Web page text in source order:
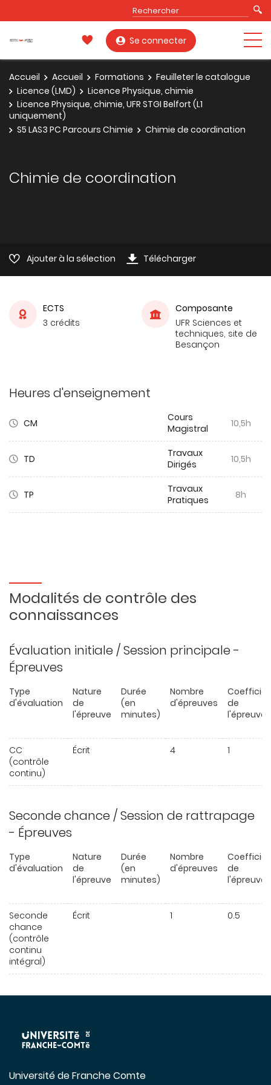
Se connecter
Accueil Accueil Formations
Feuilleter le catalogue
Licence (LMD)
Licence Physique, chimie
Licence Physique, chimie, UFR STGI Belfort (L1
uniquement)
S5 LAS3 PC Parcours Chimie
Chimie de coordination
Chimie de coordination
Ajouter à la sélection Télécharger
ECTS
3 crédits
Composante
UFR Sciences et
techniques, site de
Besançon
Heures d'enseignement
CM
Cours
Magistral
10,5h
TD
Travaux
Dirigés
10,5h
TP
Travaux
Pratiques
8h
Modalités de contrôle des
connaissances
Évaluation initiale / Session principale -
Épreuves
Type
d'évaluation
Nature
de
l'épreuve
Durée
(en
minutes)
Nombre
d'épreuves
de
l'épreuve
CC
(contrôle
continu)
Écrit 4 1
Seconde chance / Session de rattrapage
- Épreuves
Type
d'évaluation
Nature
de
l'épreuve
Durée
(en
minutes)
Nombre
d'épreuves
de
l'épreuve
Seconde
chance
(contrôle
continu
intégral)
Écrit 1 0.5
Université de Franche Comte